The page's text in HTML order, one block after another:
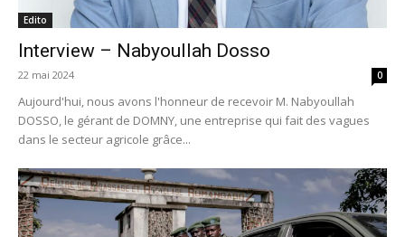
Edito
Interview – Nabyoullah Dosso
22 mai 2024 0
Aujourd'hui, nous avons l'honneur de recevoir M. Nabyoullah
DOSSO, le gérant de DOMNY, une entreprise qui fait des vagues
dans le secteur agricole grâce...